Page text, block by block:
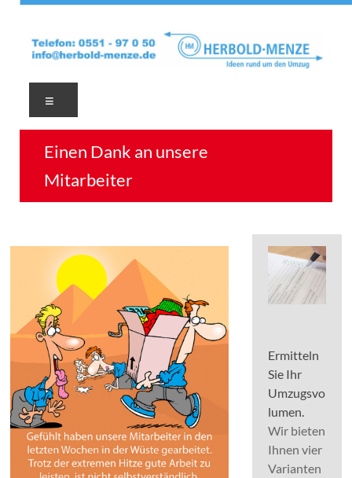
Zum
springenIdeen
rund
–
regional
deutschlandweit
–
–
37079
Göttingen
Einen Dank an unsere
Mitarbeiter
Ermitteln
Sie Ihr
Umzugsvo
lumen.
Wir bieten
Ihnen vier
Varianten